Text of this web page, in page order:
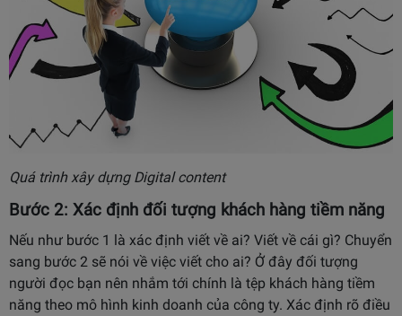
Quá trình xây dựng Digital content
Bước 2: Xác định đối tượng khách hàng tiềm năng
Nếu như bước 1 là xác định viết về ai? Viết về cái gì? Chuyển
sang bước 2 sẽ nói về việc viết cho ai? Ở đây đối tượng
người đọc bạn nên nhắm tới chính là tệp khách hàng tiềm
năng theo mô hình kinh doanh của công ty. Xác định rõ điều